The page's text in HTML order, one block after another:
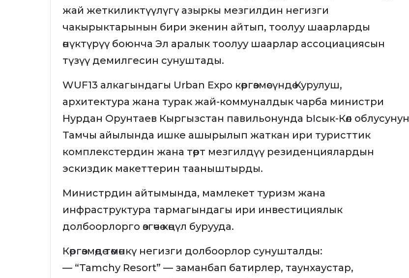
жай жеткиликтүүлүгү азыркы мезгилдин негизги
чакырыктарынын бири экенин айтып, тоолуу шаарларды
өнүктүрүү боюнча Эл аралык тоолуу шаарлар ассоциациясын
түзүү демилгесин сунуштады.
WUF13 алкагындагы Urban Expo көргөзмөсүндө Курулуш,
архитектура жана турак жай-коммуналдык чарба министри
Нурдан Орунтаев Кыргызстан павильонунда Ысык-Көл облусунун
Тамчы айылында ишке ашырылып жаткан ири туристтик
комплекстердин жана төрт мезгилдүү резиденциялардын
эскиздик макеттерин тааныштырды.
Министрдин айтымында, мамлекет туризм жана
инфраструктура тармагындагы ири инвестициялык
долбоорлорго өзгөчө көңүл бурууда.
Көргөзмөдө төмөнкү негизги долбоорлор сунушталды:
— “Tamchy Resort” — заманбап батирлер, таунхаустар,